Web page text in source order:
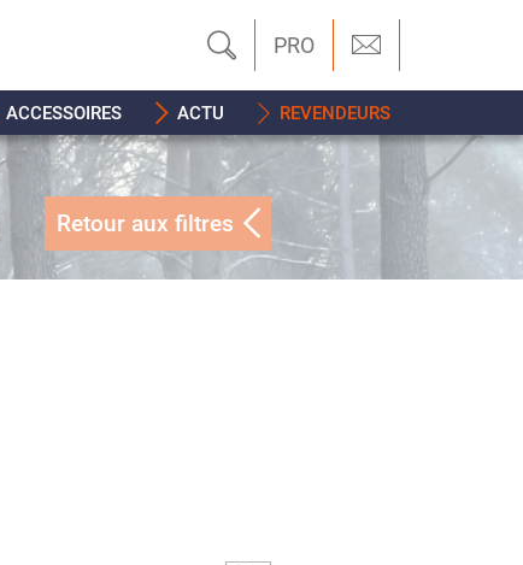
PRO
ACCESSOIRES ACTU REVENDEURS
Retour aux filtres